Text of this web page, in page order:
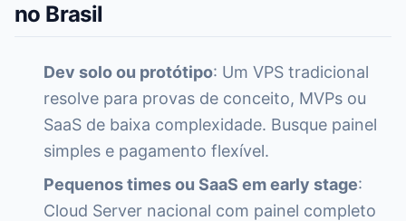
no Brasil
Dev solo ou protótipo: Um VPS tradicional
resolve para provas de conceito, MVPs ou
SaaS de baixa complexidade. Busque painel
simples e pagamento flexível.
Pequenos times ou SaaS em early stage:
Cloud Server nacional com painel completo